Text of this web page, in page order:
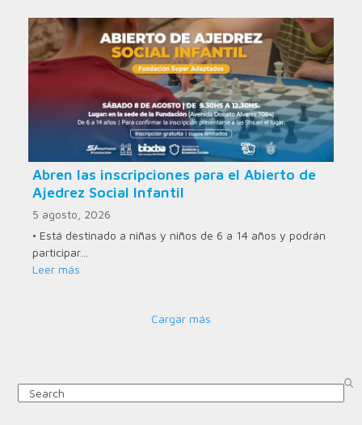
Abren las inscripciones para el Abierto de
Ajedrez Social Infantil
5 agosto, 2026
• Está destinado a niñas y niños de 6 a 14 años y podrán
participar…
Leer más
Cargar más
Search